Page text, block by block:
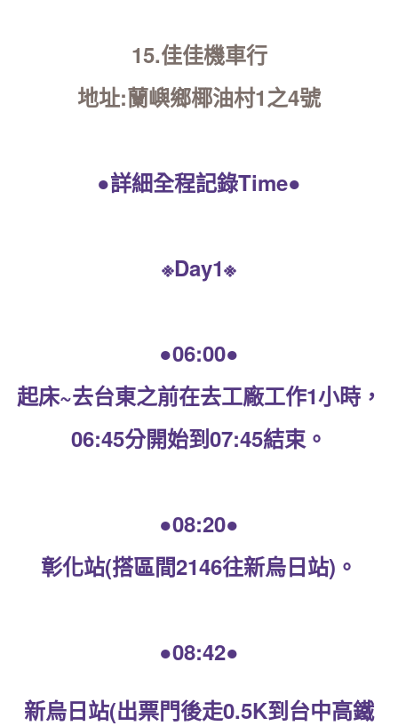
15.佳佳機車行
地址:蘭嶼鄉椰油村1之4號
●詳細全程記錄Time●
※Day1※
●06:00●
起床~去台東之前在去工廠工作1小時，
06:45分開始到07:45結束。
●08:20●
彰化站(搭區間2146往新烏日站)。
●08:42●
新烏日站(出票門後走0.5K到台中高鐵